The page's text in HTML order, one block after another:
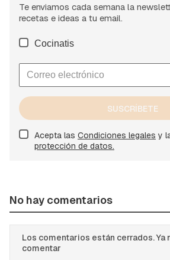
Te enviamos cada semana la
recetas e ideas a tu email.
Cocinatis
SUSCRÍBETE
Acepta las Condiciones legales y
protección de datos.
No hay comentarios
Los comentarios están cerrados. Ya
comentar